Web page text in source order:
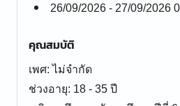
26/09/2026 - 27/09/2026
คุณสมบัติ
เพศ: ไม่จำกัด
ช่วงอายุ: 18 - 35 ปี